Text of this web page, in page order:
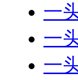
一
一
一